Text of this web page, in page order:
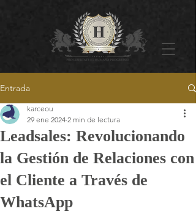
Entrada
Leadsales: Revolucionando
la Gestión de Relaciones con
el Cliente a Través de
WhatsApp
karceou
29 ene 2024 2 min de lectura